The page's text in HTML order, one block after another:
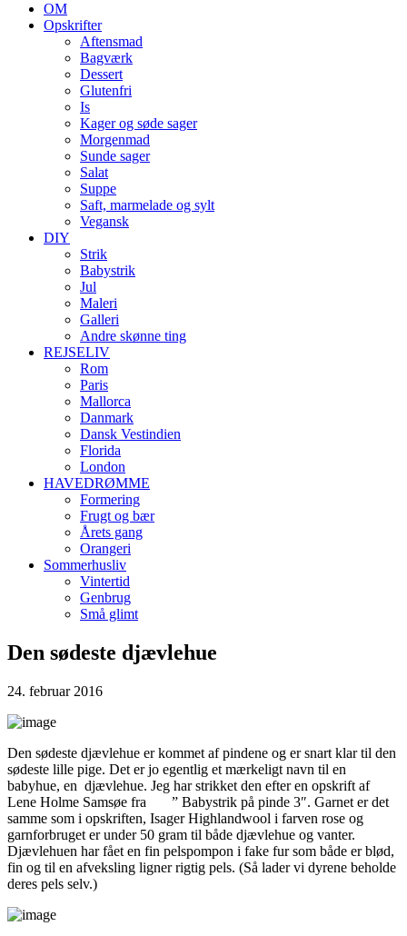
OM
Opskrifter
Aftensmad
Bagværk
Dessert
Glutenfri
Is
Kager og søde sager
Morgenmad
Sunde sager
Salat
Suppe
Saft, marmelade og sylt
Vegansk
DIY
Strik
Babystrik
Jul
Maleri
Galleri
Andre skønne ting
REJSELIV
Rom
Paris
Mallorca
Danmark
Dansk Vestindien
Florida
London
HAVEDRØMME
Formering
Frugt og bær
Årets gang
Orangeri
Sommerhusliv
Vintertid
Genbrug
Små glimt
Den sødeste djævlehue
24. februar 2016
Den sødeste djævlehue er kommet af pindene og er snart klar til den
sødeste lille pige. Det er jo egentlig et mærkeligt navn til en
babyhue, en djævlehue. Jeg har strikket den efter en opskrift af
Lene Holme Samsøe fra ” Babystrik på pinde 3″. Garnet er det
samme som i opskriften, Isager Highlandwool i farven rose og
garnforbruget er under 50 gram til både djævlehue og vanter.
Djævlehuen har fået en fin pelspompon i fake fur som både er blød,
fin og til en afveksling ligner rigtig pels. (Så lader vi dyrene beholde
deres pels selv.)